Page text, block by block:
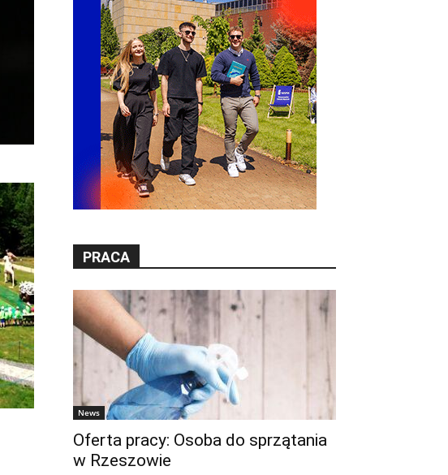
PRACA
News
Oferta pracy: Osoba do sprzątania
w Rzeszowie